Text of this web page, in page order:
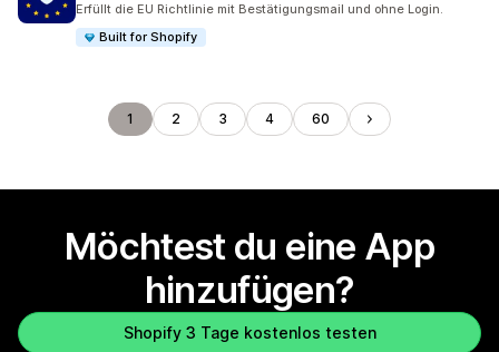
Erfüllt die EU Richtlinie mit Bestätigungsmail und ohne Login.
Built for Shopify
1 2 3 4 60
Möchtest du eine App
hinzufügen?
Shopify 3 Tage kostenlos testen